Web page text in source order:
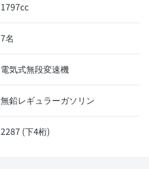
1797cc
7名
電気式無段変速機
無鉛レギュラーガソリン
2287 (下4桁)